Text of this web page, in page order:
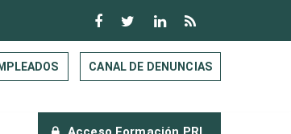
CANAL DE DENUNCIAS